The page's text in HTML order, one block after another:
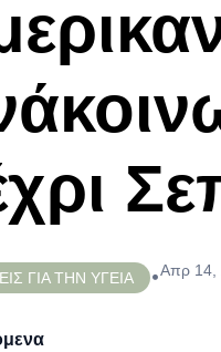
ΓΙΑ ΤΗΝ ΥΓΕΙΑ •Απρ 14,